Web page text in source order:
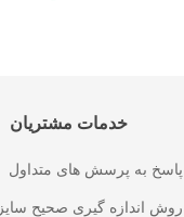
خدمات مشتریان
پاسخ به پرسش های متداول
روش اندازه گیری صحیح سایز